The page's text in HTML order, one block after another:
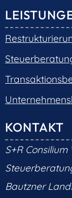
KONTAKT
S+R
Bautzner